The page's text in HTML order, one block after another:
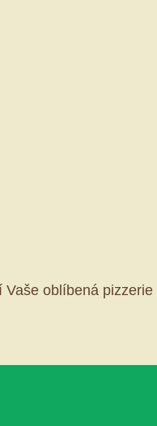
Vaše oblíbená pizzerie